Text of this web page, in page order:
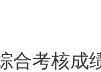
合考核成